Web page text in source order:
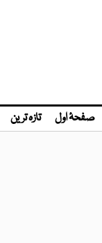
صفحۂ اول تازہ ترین